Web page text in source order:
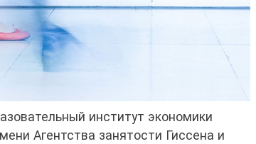
институт экономики
Агентства занятости Гиссена и